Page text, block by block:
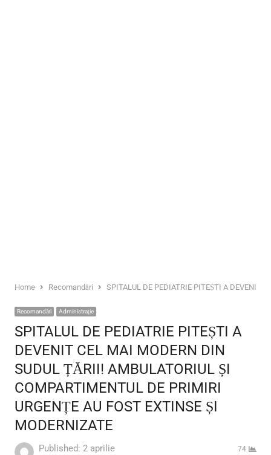
Home Recomandări SPITALUL DE PEDIATRIE PITEȘTI A DEVENIT
Recomandări Administraţie
SPITALUL DE PEDIATRIE PITEȘTI A
DEVENIT CEL MAI MODERN DIN
SUDUL ȚĂRII! AMBULATORIUL ȘI
COMPARTIMENTUL DE PRIMIRI
URGENȚE AU FOST EXTINSE ȘI
MODERNIZATE
Published: 2 aprilie
74